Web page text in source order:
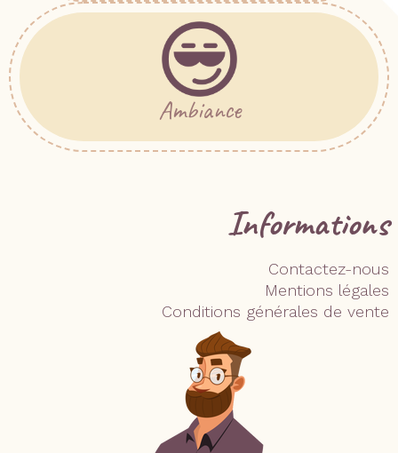
Ambiance
Informations
Contactez-nous
Mentions légales
Conditions générales de vente